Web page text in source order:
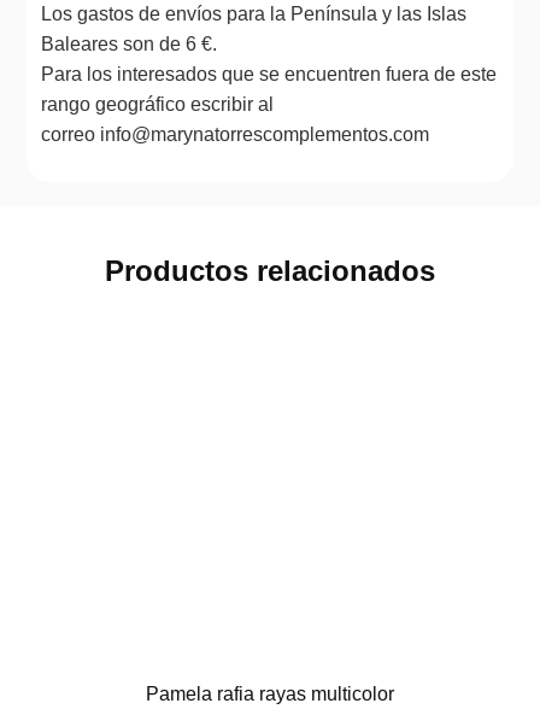
Los gastos de envíos para la Península y las Islas
Baleares son de 6 €.
Para los interesados que se encuentren fuera de este
rango geográfico escribir al
correo info@marynatorrescomplementos.com
Productos relacionados
Pamela rafia rayas multicolor